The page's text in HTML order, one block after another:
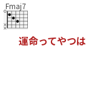
Fmaj7
運命ってやつは